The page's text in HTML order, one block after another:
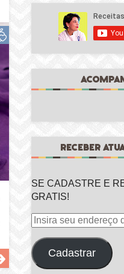
RECEBER
SE CADASTRE E
GRATIS!
Insira
endereço
de
Cadastrar